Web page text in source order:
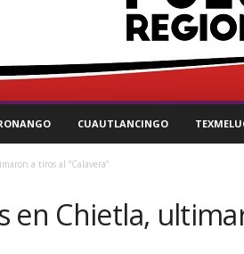
CUAUTLANCINGO
a tiros al “Calavera”
en Chietla,